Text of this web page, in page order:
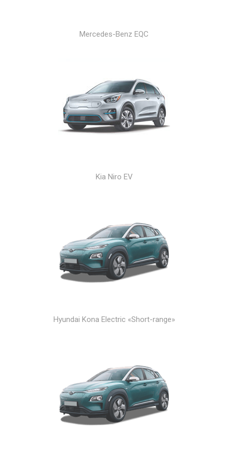
Mercedes-Benz EQC
Kia Niro EV
Hyundai Kona Electric «Short-range»